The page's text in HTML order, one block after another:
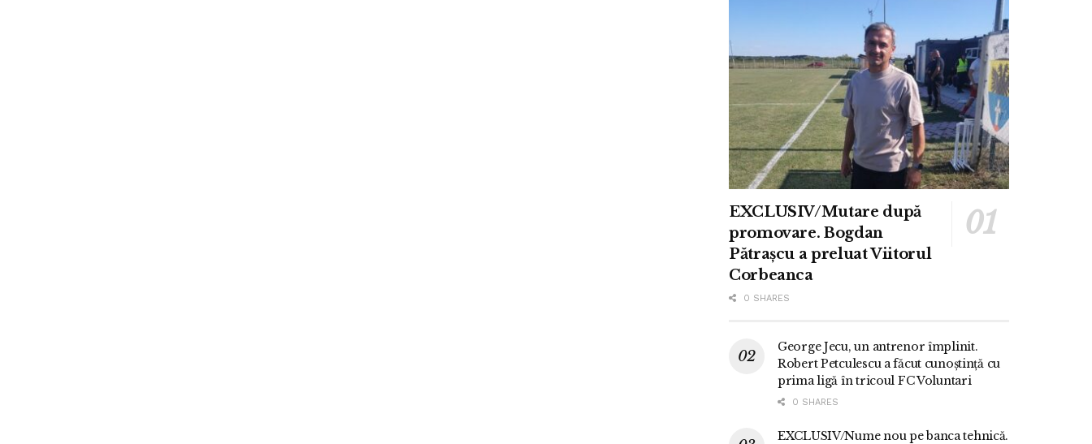
EXCLUSIV/Mutare după
promovare. Bogdan
Pătrașcu a preluat Viitorul
Corbeanca
0 SHARES
George Jecu, un antrenor împlinit.
Robert Petculescu a făcut cunoștință cu
prima ligă în tricoul FC Voluntari
0 SHARES
EXCLUSIV/Nume nou pe banca tehnică.